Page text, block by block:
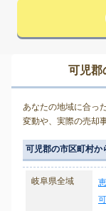
可児郡
あなたの地域に合っ
変動や、実際の売却
可児郡の市区町村か
岐阜県全域